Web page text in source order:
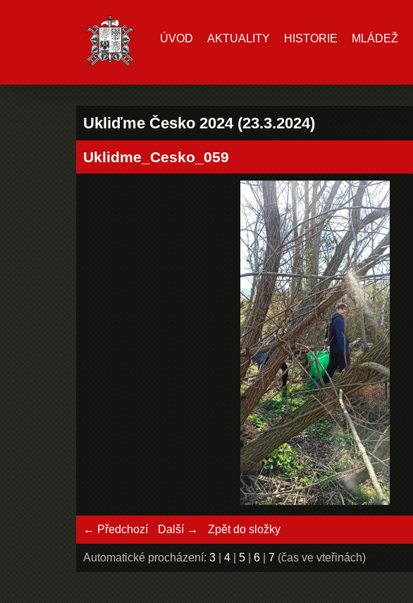
ÚVOD AKTUALITY HISTORIE MLÁDEŽ
Ukliďme Česko 2024 (23.3.2024)
Uklidme_Cesko_059
← Předchozí Další → Zpět do složky
Automatické procházení: 3| 4| 5| 6| 7 (čas ve vteřinách)